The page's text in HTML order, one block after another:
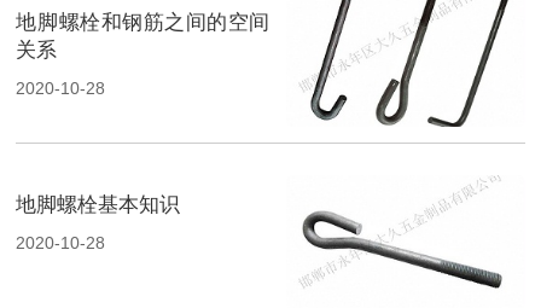
地脚螺栓和钢筋之间的空间
关系
2020-10-28
地脚螺栓基本知识
2020-10-28